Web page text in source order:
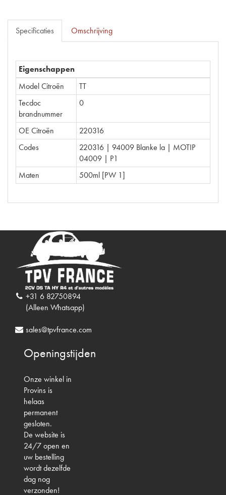
Specificaties Omschrijving
Eigenschappen
Model Citroën
TT
Tecdoc
brandnummer
0
OE Citroën
220316
Codes
220316 | 94009 Blanke la | MOTIP
04009 | P1
Maten
500ml [PW 1]
+31 6 82750894
(Alleen Whatsapp)
sales@tpvfrance.com
Openingstijden
Onze winkel in
Provins is
helaas
permanent
gesloten.
De website is
24/7 open en
uw bestelling
wordt dezelfde
dag nog
verzonden!